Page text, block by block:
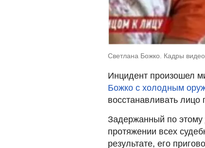
Светлана Божко. Кадры
Инцидент произошел
Божко с холодным
восстанавливать
Задержанный по этому
протяжении всех
результате, его